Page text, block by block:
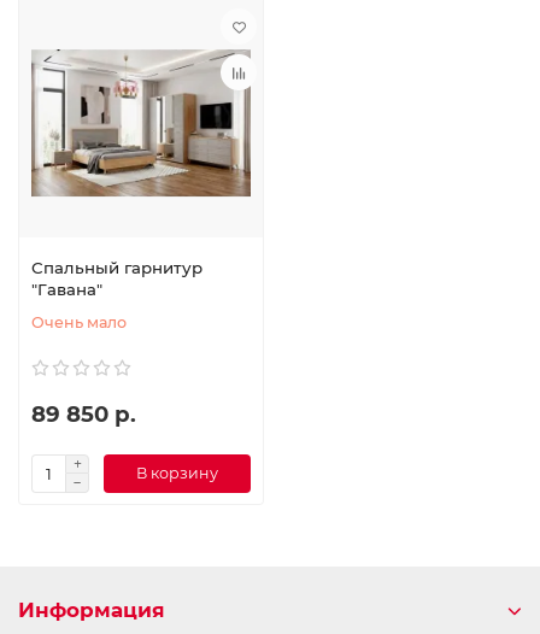
Спальный гарнитур
"Гавана"
Очень мало
89 850 р.
В корзину
Информация